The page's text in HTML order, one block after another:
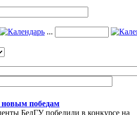
...
победам
БелГУ победили в конкурсе на